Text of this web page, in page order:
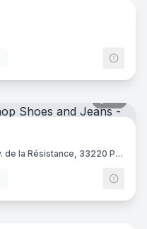
Centre commercial Grand, 80 Av. de la Résistance, 33220 Pineuilh
8